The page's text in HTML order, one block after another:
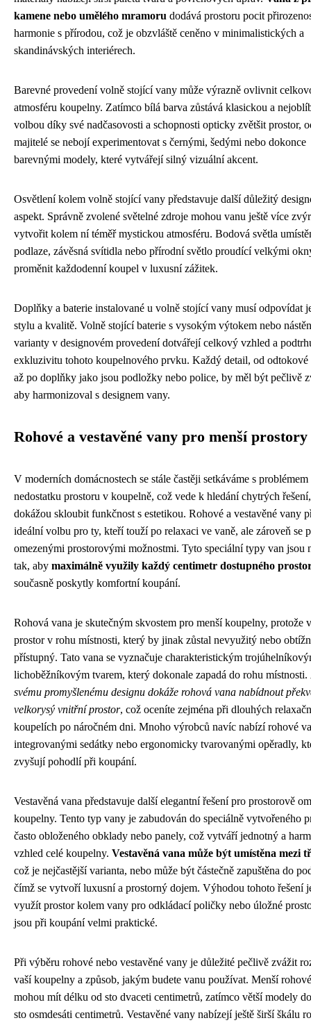
kamene nebo umělého mramoru dodává prostoru pocit
harmonie s přírodou, což je obzvláště ceněno v minimalistických a
skandinávských interiérech.
Barevné provedení volně stojící vany může výrazně ovlivnit
atmosféru koupelny. Zatímco bílá barva zůstává klasickou a
volbou díky své nadčasovosti a schopnosti opticky zvětšit prostor,
majitelé se nebojí experimentovat s černými, šedými nebo dokonce
barevnými modely, které vytvářejí silný vizuální akcent.
Osvětlení kolem volně stojící vany představuje další důležitý
aspekt. Správně zvolené světelné zdroje mohou vanu ještě více
vytvořit kolem ní téměř mystickou atmosféru. Bodová světla
podlaze, závěsná svítidla nebo přírodní světlo proudící velkými
proměnit každodenní koupel v luxusní zážitek.
Doplňky a baterie instalované u volně stojící vany musí odpovídat
stylu a kvalitě. Volně stojící baterie s vysokým výtokem nebo
varianty v designovém provedení dotvářejí celkový vzhled a
exkluzivitu tohoto koupelnového prvku. Každý detail, od odtokové
až po doplňky jako jsou podložky nebo police, by měl být pečlivě
aby harmonizoval s designem vany.
Rohové a vestavěné vany pro menší prostory
V moderních domácnostech se stále častěji setkáváme s problémem
nedostatku prostoru v koupelně, což vede k hledání chytrých
dokážou skloubit funkčnost s estetikou. Rohové a vestavěné vany
ideální volbu pro ty, kteří touží po relaxaci ve vaně, ale zároveň se
omezenými prostorovými možnostmi. Tyto speciální typy van jsou
tak, aby maximálně využily každý centimetr dostupného
současně poskytly komfortní koupání.
Rohová vana je skutečným skvostem pro menší koupelny, protože
prostor v rohu místnosti, který by jinak zůstal nevyužitý nebo
přístupný. Tato vana se vyznačuje charakteristickým
lichoběžníkovým tvarem, který dokonale zapadá do rohu místnosti.
svému promyšlenému designu dokáže rohová vana nabídnout
velkorysý vnitřní prostor, což oceníte zejména při dlouhých
koupelích po náročném dni. Mnoho výrobců navíc nabízí rohové
integrovanými sedátky nebo ergonomicky tvarovanými opěradly,
zvyšují pohodlí při koupání.
Vestavěná vana představuje další elegantní řešení pro prostorově
koupelny. Tento typ vany je zabudován do speciálně vytvořeného
často obloženého obklady nebo panely, což vytváří jednotný a
vzhled celé koupelny. Vestavěná vana může být umístěna mezi
což je nejčastější varianta, nebo může být částečně zapuštěna do
čímž se vytvoří luxusní a prostorný dojem. Výhodou tohoto řešení
využít prostor kolem vany pro odkládací poličky nebo úložné
jsou při koupání velmi praktické.
Při výběru rohové nebo vestavěné vany je důležité pečlivě zvážit
vaší koupelny a způsob, jakým budete vanu používat. Menší
mohou mít délku od sto dvaceti centimetrů, zatímco větší modely
sto osmdesáti centimetrů. Vestavěné vany nabízejí ještě širší škálu